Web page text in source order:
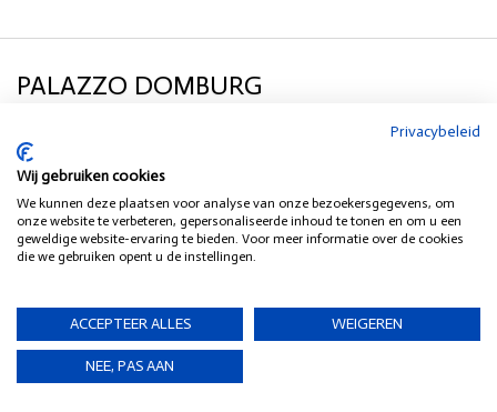
PALAZZO DOMBURG
KLANTENSERVICE
SOCIAL MEDIA
Privacybeleid
Wij gebruiken cookies
We kunnen deze plaatsen voor analyse van onze bezoekersgegevens, om
onze website te verbeteren, gepersonaliseerde inhoud te tonen en om u een
geweldige website-ervaring te bieden. Voor meer informatie over de cookies
die we gebruiken opent u de instellingen.
ACCEPTEER ALLES WEIGEREN
NEE, PAS AAN